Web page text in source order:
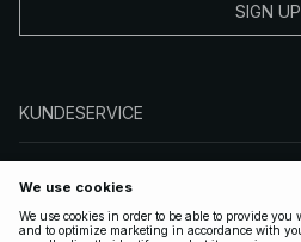
SIGN UP
KUNDESERVICE
FØLG OS